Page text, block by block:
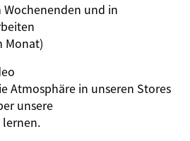
Wochenenden und in
Monat)
Atmosphäre in unseren Stores
unsere
lernen.